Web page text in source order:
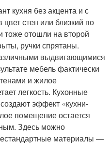
кухня без акцента и с
стен или близкий по
тоже отошли на второй
ручки спрятаны.
выдвигающимися
мебель фактически
и жилое
легкость. Кухонные
эффект «кухни-
помещение остается
Здесь можно
материалы —